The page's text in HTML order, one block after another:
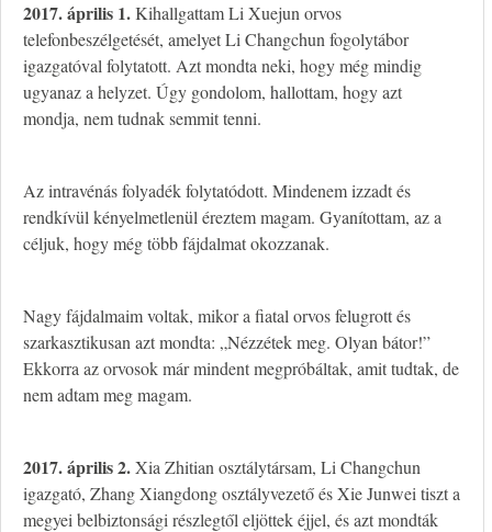
2017. április 1.Kihallgattam Li Xuejun orvos
telefonbeszélgetését, amelyet Li Changchun fogolytábor
igazgatóval folytatott. Azt mondta neki, hogy még mindig
ugyanaz a helyzet. Úgy gondolom, hallottam, hogy azt
mondja, nem tudnak semmit tenni.
Az intravénás folyadék folytatódott. Mindenem izzadt és
rendkívül kényelmetlenül éreztem magam. Gyanítottam, az a
céljuk, hogy még több fájdalmat okozzanak.
Nagy fájdalmaim voltak, mikor a fiatal orvos felugrott és
szarkasztikusan azt mondta: „Nézzétek meg. Olyan bátor!”
Ekkorra az orvosok már mindent megpróbáltak, amit tudtak, de
nem adtam meg magam.
2017. április 2.Xia Zhitian osztálytársam, Li Changchun
igazgató, Zhang Xiangdong osztályvezető és Xie Junwei tiszt a
megyei belbiztonsági részlegtől eljöttek éjjel, és azt mondták